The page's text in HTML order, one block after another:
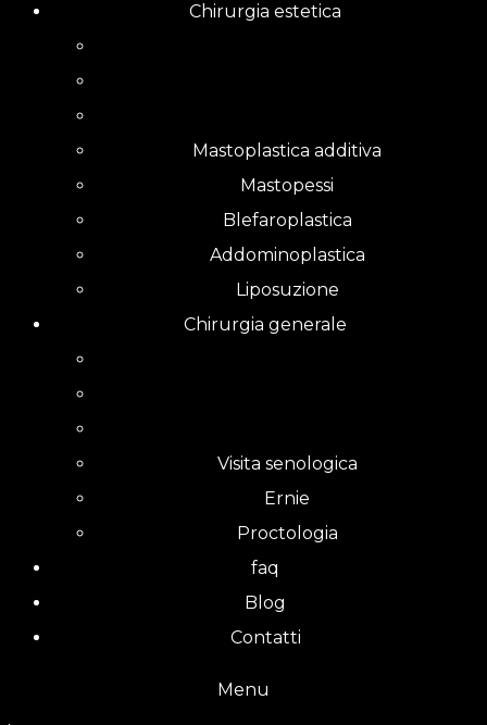
Chirurgia estetica
Mastoplastica additiva
Mastopessi
Blefaroplastica
Addominoplastica
Liposuzione
Chirurgia generale
Visita senologica
Ernie
Proctologia
faq
Blog
Contatti
Menu